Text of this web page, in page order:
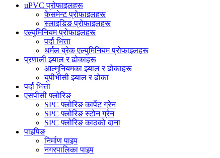
uPVC प्रोफाइलहरू
केसमेन्ट प्रोफाइलहरू
स्लाइडिङ प्रोफाइलहरू
एल्युमिनियम प्रोफाइलहरू
पर्दा भित्ता
थर्मल ब्रेक एल्युमिनियम प्रोफाइलहरू
प्रणाली झ्याल र ढोकाहरू
आल्मुनियमका झ्याल र ढोकाहरू
युपीभीसी झ्याल र ढोका
पर्दा भित्ता
एसपीसी फ्लोरिङ
SPC फ्लोरिङ कार्पेट ग्रेन
SPC फ्लोरिङ स्टोन ग्रेन
SPC फ्लोरिङ काठको दाना
पाइपिङ
निर्माण पाइप
नगरपालिका पाइप